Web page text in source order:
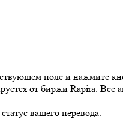
поле и нажмите
от биржи Rapira. Все
вашего перевода.